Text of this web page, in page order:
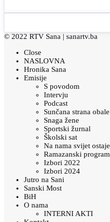
© 2022 RTV Sana | sanartv.ba
Close
NASLOVNA
Hronika Sana
Emisije
S povodom
Intervju
Podcast
Sunčana strana obale
Snaga žene
Sportski žurnal
Školski sat
Na nama svijet ostaje
Ramazanski program
Izbori 2022
Izbori 2024
Jutro na Sani
Sanski Most
BiH
O nama
INTERNI AKTI